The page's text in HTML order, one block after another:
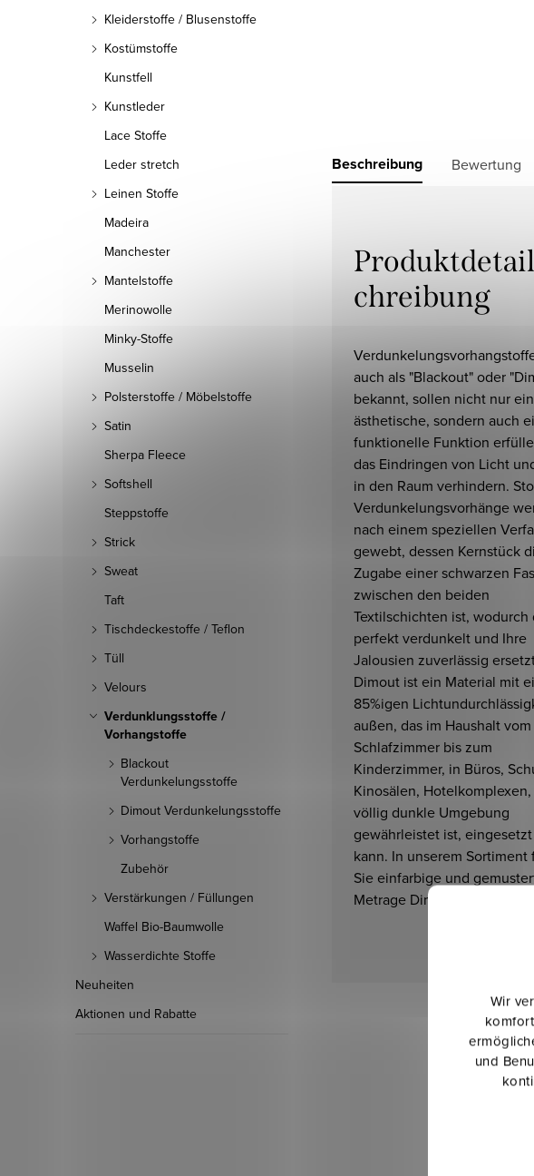
Wir
und
Kleiderstoffe / Blusenstoffe
Kostümstoffe
Kunstfell
Kunstleder
Lace Stoffe
Leder stretch
Leinen Stoffe
Madeira
Manchester
Mantelstoffe
Merinowolle
Minky-Stoffe
Musselin
Polsterstoffe / Möbelstoffe
Satin
Sherpa Fleece
Softshell
Steppstoffe
Strick
Sweat
Taft
Tischdeckestoffe / Teflon
Tüll
Velours
Verdunklungsstoffe /
Vorhangstoffe
Blackout
Verdunkelungsstoffe
Dimout Verdunkelungsstoffe
Vorhangstoffe
Zubehör
Verstärkungen / Füllungen
Waffel Bio-Baumwolle
Wasserdichte Stoffe
Neuheiten
Aktionen und Rabatte
Beschreibung Bewertung
chreibung
auch als "Blackout" oder
bekannt, sollen nicht nur
ästhetische, sondern auch
funktionelle Funktion
das Eindringen von Licht
in den Raum verhindern.
Verdunkelungsvorhänge
nach einem speziellen
gewebt, dessen Kernstück
Zugabe einer schwarzen
zwischen den beiden
Textilschichten ist, wodurch
perfekt verdunkelt und Ihre
Jalousien zuverlässig
Dimout ist ein Material mit
85%igen
außen, das im Haushalt vom
Schlafzimmer bis zum
Kinderzimmer, in Büros,
Kinosälen,
völlig dunkle Umgebung
gewährleistet ist,
kann. In unserem Sortiment
Sie einfarbige und
Metrage Dimout / Blackout
Mehr